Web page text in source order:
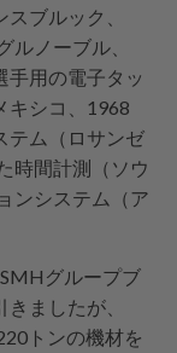
ブルック、
ルノーブル、
手用の電子タッ
キシコ、1968
テム（ロサンゼ
時間計測（ソウ
ンシステム（ア
グループブ
ましたが、
トンの機材を